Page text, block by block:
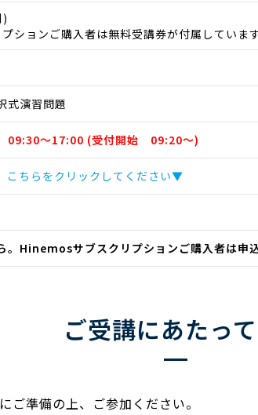
ションご購入者は無料受講券が付属していま
式演習問題
09:30～17:00 (受付開始 09:20～)
こちらをクリックしてください▼
。Hinemosサブスクリプションご購入者は申
ご受講にあたって
ご準備の上、ご参加ください。